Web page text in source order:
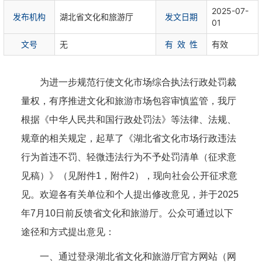
发布机构 湖北省文化和旅游厅 发文日期
2025-07-
01
文号 无 有 效 性 有效
为进一步规范行使文化市场综合执法行政处罚裁
量权，有序推进文化和旅游市场包容审慎监管，我厅
根据《中华人民共和国行政处罚法》等法律、法规、
规章的相关规定，起草了《湖北省文化市场行政违法
行为首违不罚、轻微违法行为不予处罚清单（征求意
见稿）》（见附件1，附件2），现向社会公开征求意
见。欢迎各有关单位和个人提出修改意见，并于2025
年7月10日前反馈省文化和旅游厅。公众可通过以下
途径和方式提出意见：
一、通过登录湖北省文化和旅游厅官方网站（网